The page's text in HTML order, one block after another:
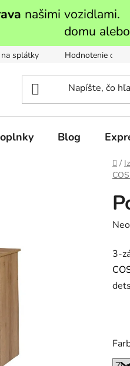
našimi
domu
splátky Hodnotenie
Blog
/
je
0,0
3-